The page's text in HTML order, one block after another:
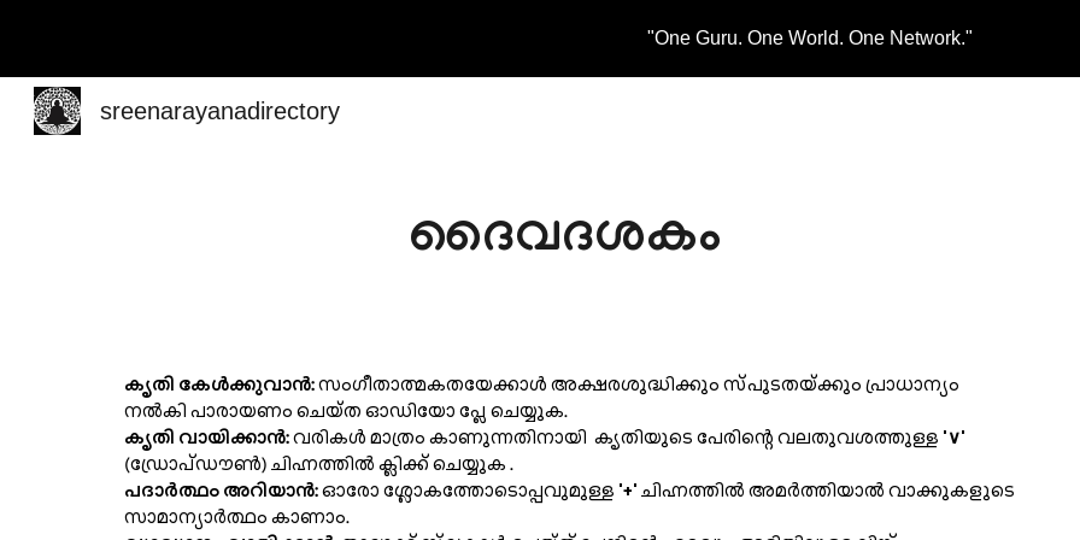
Skip to main content Skip to
"One Guru. One World. One Network."
sreenarayanadirectory
ദൈവദശകം
കൃതി കേൾക്കുവാൻ:സംഗീതാത്മകതയേക്കാൾ അക്ഷരശുദ്ധിക്കും സ്പുടതയ്ക്കും പ്രാധാന്യം
നൽകി പാരായണം ചെയ്ത ഓഡിയോ പ്ലേ ചെയ്യുക.
കൃതി വായിക്കാൻ:വരികൾ മാത്രം കാണുന്നതിനായി കൃതിയുടെ പേരിന്റെ വലതുവശത്തുള്ള '∨'
(ഡ്രോപ്‌ഡൗൺ) ചിഹ്നത്തിൽ ക്ലിക്ക് ചെയ്യുക .
പദാർത്ഥം അറിയാൻ:ഓരോ ശ്ലോകത്തോടൊപ്പവുമുള്ള '+' ചിഹ്നത്തിൽ അമർത്തിയാൽ വാക്കുകളുടെ
സാമാന്യാർത്ഥം കാണാം.